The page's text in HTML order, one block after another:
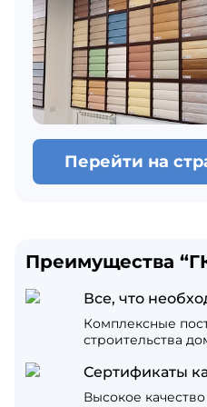
Перейти на
Преимущества
Все, что
Комплексные
строительства
Сертификаты
Высокое